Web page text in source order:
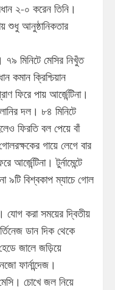
২-০ করেন তিনি।
শুধু আনুষ্ঠানিকতার
মিনিটে মেসির নিখুঁত
কমান ক্রিশ্চিয়ান
ফিরে পায় আর্জেন্টিনা।
দল। ৮৪ মিনিটে
ফিরতি বল পেয়ে বাঁ
গায়ে লেগে বার
টুর্নামেন্টে
৯টি বিশ্বকাপ ম্যাচে গোল
যোগ করা সময়ের দ্বিতীয়
ডান দিক থেকে
জালে জড়িয়ে
ফার্নান্দেজ।
চোখে জল নিয়ে